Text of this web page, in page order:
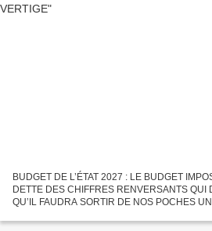
BUDGET DE L’ÉTAT 2027 : LE BUDGET
DETTE DES CHIFFRES RENVERSANTS QUI
QU’IL FAUDRA SORTIR DE NOS POCHES
l’élaboration...